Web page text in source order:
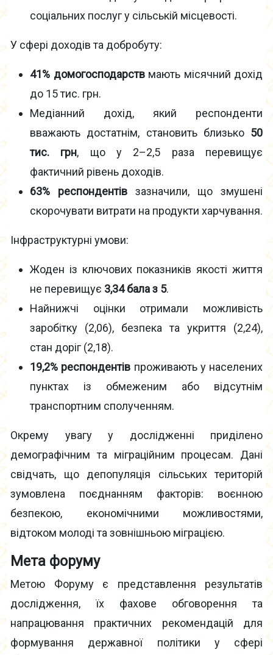
соціальних послуг у сільській місцевості.
У сфері доходів та добробуту:
41% домогосподарствмають місячний дохід
до 15 тис. грн.
Медіанний дохід, який респонденти
вважають достатнім, становить близько 50
тис. грн, що у 2–2,5 раза перевищує
фактичний рівень доходів.
63% респондентів зазначили, що змушені
скорочувати витрати на продукти харчування.
Інфраструктурні умови:
Жоден із ключових показників якості життя
не перевищує 3,34 бала з 5.
Найнижчі оцінки отримали можливість
заробітку (2,06), безпека та укриття (2,24),
стан доріг (2,18).
19,2% респондентів проживають у населених
пунктах із обмеженим або відсутнім
транспортним сполученням.
Окрему увагу у дослідженні приділено
демографічним та міграційним процесам. Дані
свідчать, що депопуляція сільських територій
зумовлена поєднанням факторів: воєнною
безпекою, економічними можливостями,
відтоком молоді та зовнішньою міграцією.
Мета форуму
Метою Форуму є представлення результатів
дослідження, їх фахове обговорення та
напрацювання практичних рекомендацій для
формування державної політики у сфері